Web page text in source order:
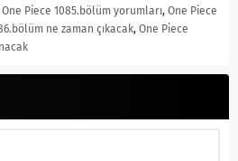
One Piece 1085.bölüm yorumları, One Piece
ne zaman çıkacak, One Piece